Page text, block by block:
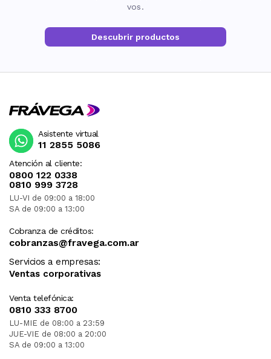
vos.
Descubrir productos
Atención al cliente:
0800 122 0338
0810 999 3728
LU-VI de 09:00 a 18:00
SA de 09:00 a 13:00
Cobranza de créditos:
cobranzas@fravega.com.ar
Servicios a empresas:
Ventas corporativas
Venta telefónica:
0810 333 8700
LU-MIE de 08:00 a 23:59
JUE-VIE de 08:00 a 20:00
SA de 09:00 a 13:00
Asistente virtual
11 2855 5086